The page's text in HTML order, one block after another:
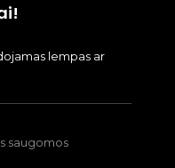
lempas ar
saugomos